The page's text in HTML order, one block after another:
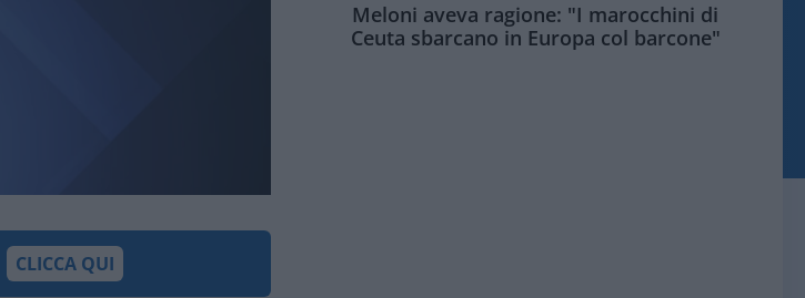
CLICCA QUI
Meloni aveva ragione: "I marocchini di
Ceuta sbarcano in Europa col barcone"